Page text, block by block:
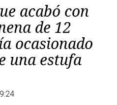
acabó con
de 12
ocasionado
una estufa